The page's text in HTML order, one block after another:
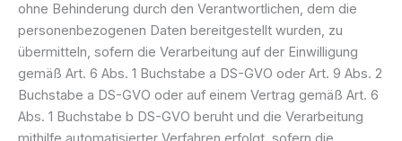
ohne Behinderung durch den Verantwortlichen, dem die
personenbezogenen Daten bereitgestellt wurden, zu
übermitteln, sofern die Verarbeitung auf der Einwilligung
gemäß Art. 6 Abs. 1 Buchstabe a DS-GVO oder Art. 9 Abs. 2
Buchstabe a DS-GVO oder auf einem Vertrag gemäß Art. 6
Abs. 1 Buchstabe b DS-GVO beruht und die Verarbeitung